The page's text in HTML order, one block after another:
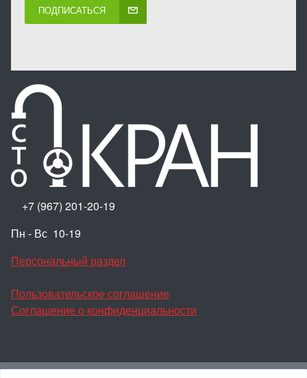
ПОДПИСАТЬСЯ
+7 (967) 201-20-19
Пн - Вс 10-19
Персональный раздел
Пользовательское соглашение
Соглашение о конфиденциальности